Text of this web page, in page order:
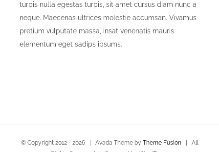
turpis nulla egestas turpis, sit amet cursus diam nunc a
neque. Maecenas ultrices molestie accumsan. Vivamus
pretium vulputate massa, insat venenatis mauris
elementum eget sadips ipsums.
© Copyright 2012 - 2026 | Avada Theme by Theme Fusion| All